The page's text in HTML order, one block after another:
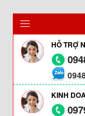
HỖ TRỢ
KINH